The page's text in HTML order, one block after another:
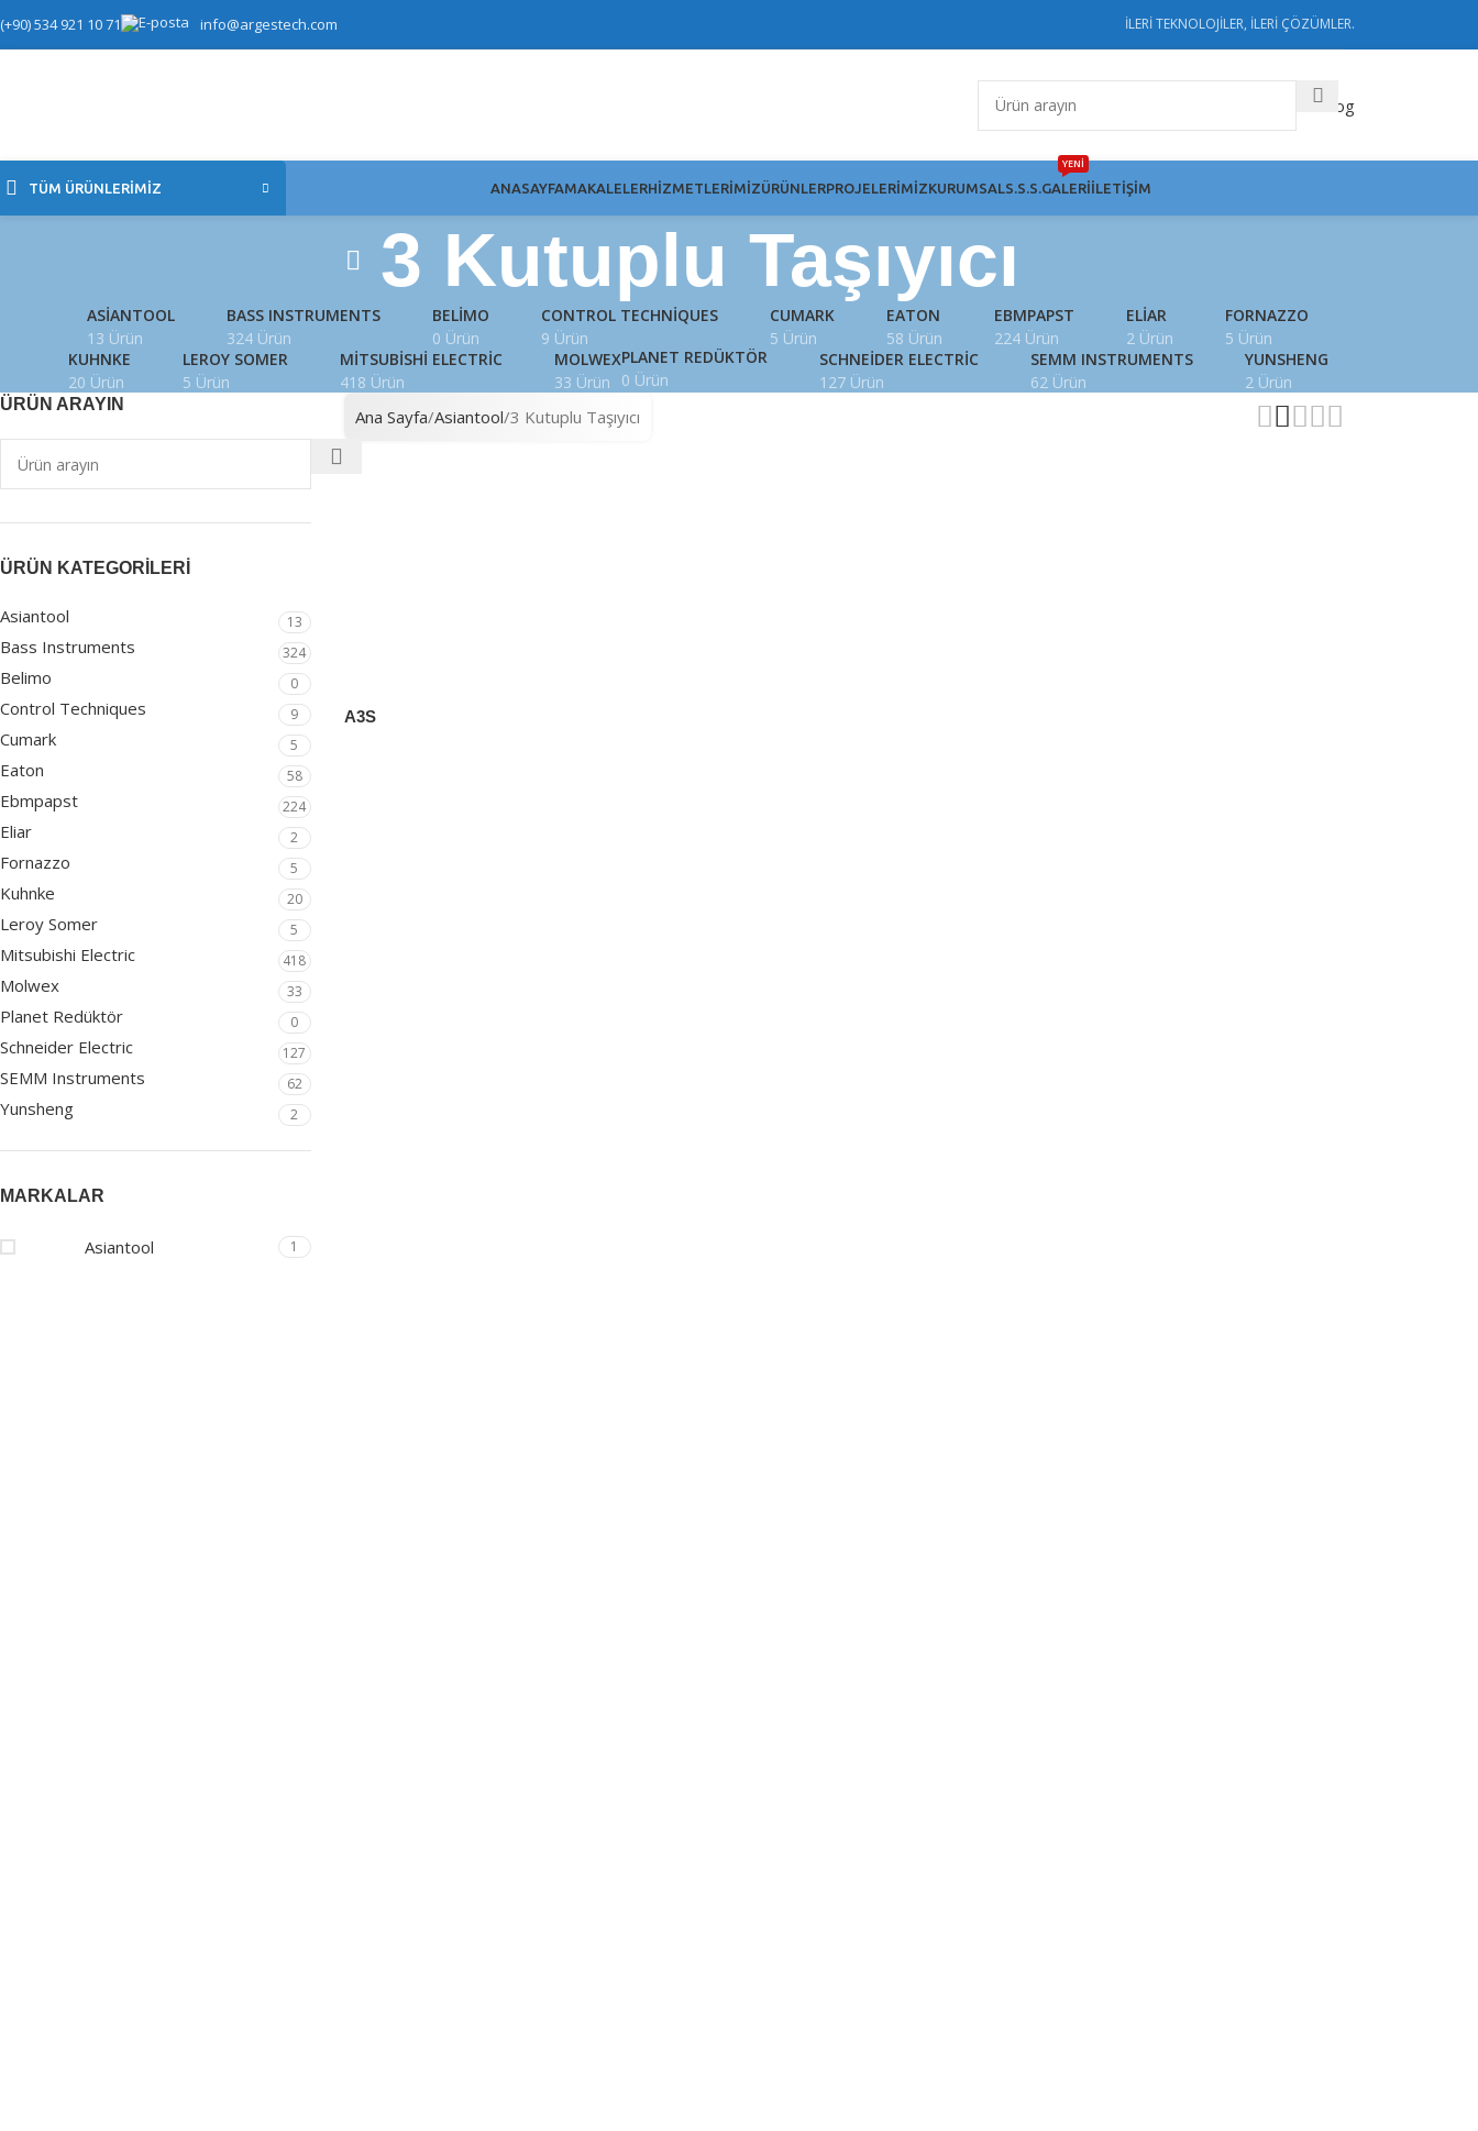
(+90) 534 921 10 71 info@argestech.com İLERİ TEKNOLOJİLER, İLERİ ÇÖZÜMLER.
Katalog
TÜM ÜRÜNLERIMIZ ANASAYFAMAKALELERHIZMETLERIMIZÜRÜNLERPROJELERIMIZKURUMSAL S.S.S. GALERI
YENİ
İLETIŞIM
3 Kutuplu Taşıyıcı
ASIANTOOL
13 Ürün
BASS INSTRUMENTS
324 Ürün
BELIMO
0 Ürün
CONTROL TECHNIQUES
9 Ürün
CUMARK
5 Ürün
EATON
58 Ürün
EBMPAPST
224 Ürün
ELIAR
2 Ürün
FORNAZZO
5 Ürün
KUHNKE
20 Ürün
LEROY SOMER
5 Ürün
MITSUBISHI ELECTRIC
418 Ürün
MOLWEX
33 Ürün
PLANET REDÜKTÖR
0 Ürün
SCHNEIDER ELECTRIC
127 Ürün
SEMM INSTRUMENTS
62 Ürün
YUNSHENG
2 Ürün
ÜRÜN ARAYIN
ÜRÜN KATEGORILERI
Asiantool 13
Bass Instruments 324
Belimo 0
Control Techniques 9
Cumark 5
Eaton 58
Ebmpapst 224
Eliar 2
Fornazzo 5
Kuhnke 20
Leroy Somer 5
Mitsubishi Electric 418
Molwex 33
Planet Redüktör 0
Schneider Electric 127
SEMM Instruments 62
Yunsheng 2
MARKALAR
Asiantool 1
Ana Sayfa Asiantool 3 Kutuplu Taşıyıcı
A3S